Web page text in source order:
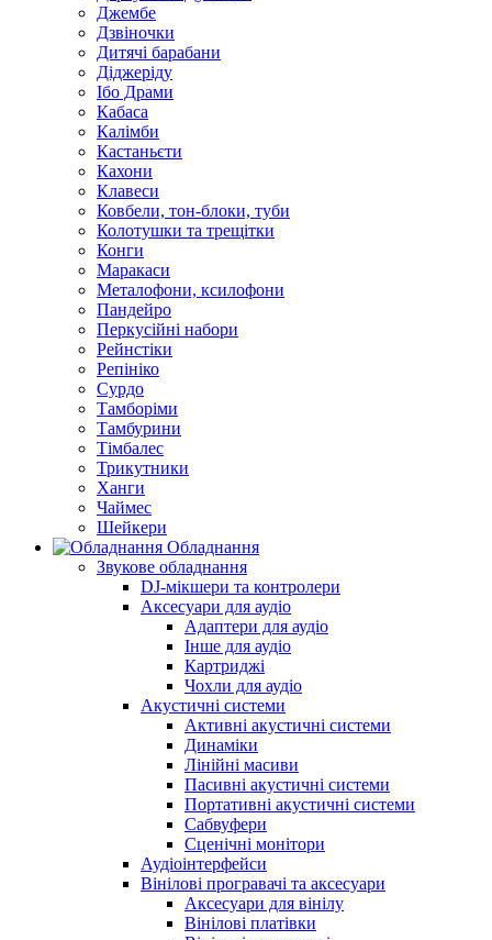
Джембе
Дзвіночки
Дитячі барабани
Діджеріду
Ібо Драми
Кабаса
Калімби
Кастаньєти
Кахони
Клавеси
Ковбели, тон-блоки, туби
Колотушки та трещітки
Конги
Маракаси
Металофони, ксилофони
Пандейро
Перкусійні набори
Рейнстіки
Репініко
Сурдо
Тамборіми
Тамбурини
Тімбалес
Трикутники
Ханги
Чаймес
Шейкери
Обладнання
Звукове обладнання
DJ-мікшери та контролери
Аксесуари для аудіо
Адаптери для аудіо
Інше для аудіо
Картриджі
Чохли для аудіо
Акустичні системи
Активні акустичні системи
Динаміки
Лінійні масиви
Пасивні акустичні системи
Портативні акустичні системи
Сабвуфери
Сценічні монітори
Аудіоінтерфейси
Вінілові програвачі та аксесуари
Аксесуари для вінілу
Вінілові платівки